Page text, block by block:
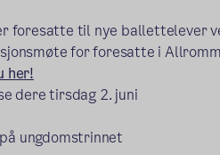
foresatte til nye ballettelever
for foresatte i
her!
dere tirsdag 2. juni
ungdomstrinnet